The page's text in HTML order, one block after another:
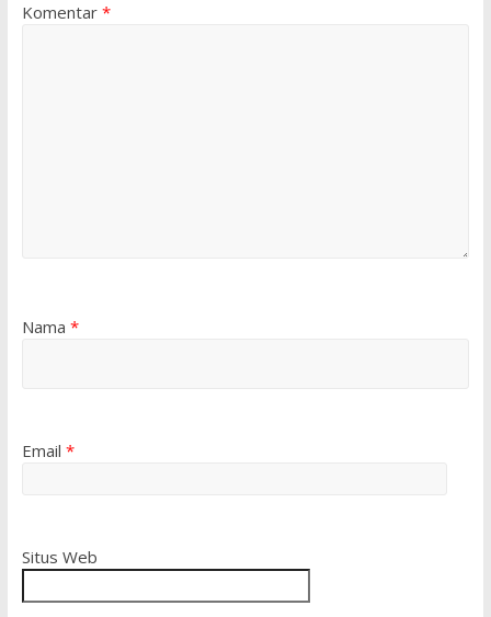
Komentar *
Nama *
Email *
Situs Web